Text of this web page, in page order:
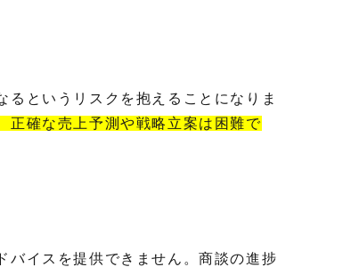
というリスクを抱えることになりま
正確な売上予測や戦略立案は困難で
バイスを提供できません。商談の進捗